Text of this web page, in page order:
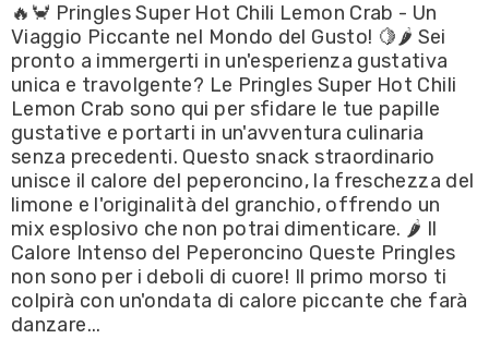
Super
Hot
Chili
Lemon
Crab
/
Patatine
Piccanti
gusto
Granchio
e
Limone
110g
Super
Hot
Lemon
Crab
Flavour
/
Patatine
Piccanti
gusto
Granchio
e
Limone
110g
🔥🦀 Pringles Super Hot Chili Lemon Crab - Un
Viaggio Piccante nel Mondo del Gusto! 🍋🌶️ Sei
pronto a immergerti in un'esperienza gustativa
unica e travolgente? Le Pringles Super Hot Chili
Lemon Crab sono qui per sfidare le tue papille
gustative e portarti in un'avventura culinaria
senza precedenti. Questo snack straordinario
unisce il calore del peperoncino, la freschezza del
limone e l'originalità del granchio, offrendo un
mix esplosivo che non potrai dimenticare. 🌶️ Il
Calore Intenso del Peperoncino Queste Pringles
non sono per i deboli di cuore! Il primo morso ti
colpirà con un'ondata di calore piccante che farà
danzare...